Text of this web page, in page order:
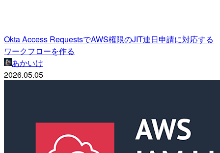
Okta Access RequestsでAWS権限のJIT連日申請に対応する
ワークフローを作る
あかいけ
2026.05.05